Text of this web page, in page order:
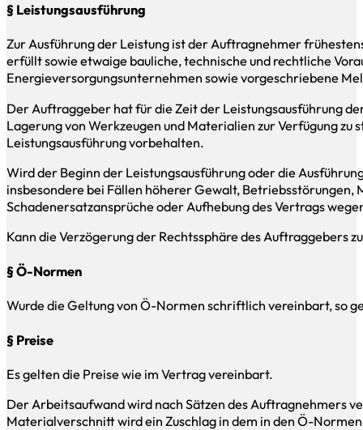
§ Leistungsausführung
Zur Ausführung der Leistung ist der Auftragnehmer
erfüllt sowie etwaige bauliche, technische und rechtliche
Energieversorgungsunternehmen sowie vorgeschriebene
Der Auftraggeber hat für die Zeit der Leistungsausführung
Lagerung von Werkzeugen und Materialien zur Verfügung
Leistungsausführung vorbehalten.
Wird der Beginn der Leistungsausführung oder die
insbesondere bei Fällen höherer Gewalt,
Schadenersatzansprüche oder Aufhebung des Vertrags
Kann die Verzögerung der Rechtssphäre des Auftraggebers
§ Ö-Normen
Wurde die Geltung von Ö-Normen schriftlich vereinbart, so
§ Preise
Es gelten die Preise wie im Vertrag vereinbart.
Der Arbeitsaufwand wird nach Sätzen des Auftragnehmers
Materialverschnitt wird ein Zuschlag in dem in den Ö-